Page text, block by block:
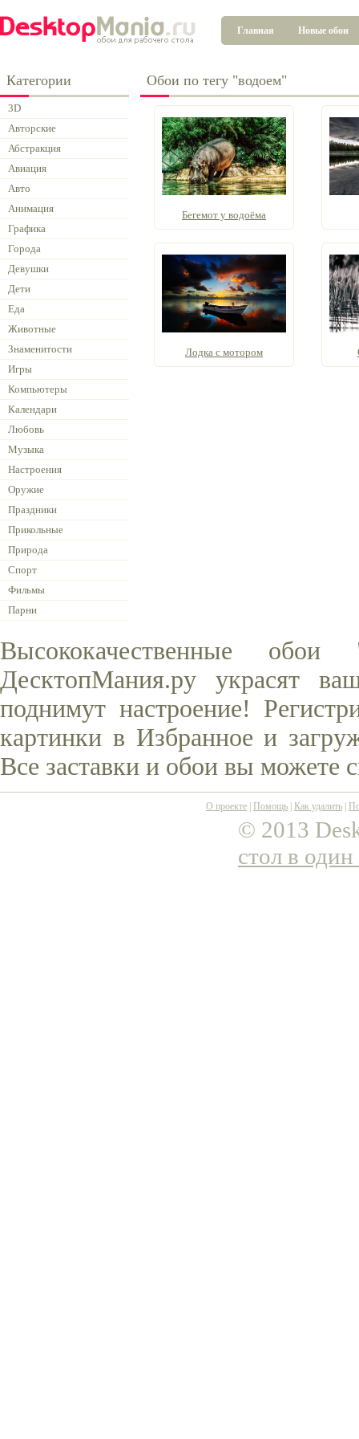
Главная Новые обои
Категории
3D
Авторские
Абстракция
Авиация
Авто
Анимация
Графика
Города
Девушки
Дети
Еда
Животные
Знаменитости
Игры
Компьютеры
Календари
Любовь
Музыка
Настроения
Оружие
Праздники
Прикольные
Природа
Спорт
Фильмы
Парни
Обои по тегу "водоем"
Бегемот у водоёма
Лодка с мотором
Высококачественные
ДесктопМания.ру украсят
поднимут настроение!
картинки в Избранное и
Все заставки и обои вы можете
О проекте Помощь Как удалить
© 2013
стол в